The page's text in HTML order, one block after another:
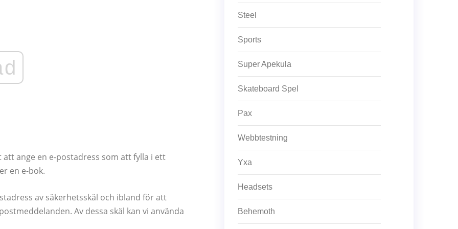
ange en e-postadress som att fylla i ett
en e-bok.
av säkerhetsskäl och ibland för att
Av dessa skäl kan vi använda
Steel
Sports
Super Apekula
Skateboard Spel
Pax
Webbtestning
Yxa
Headsets
Behemoth